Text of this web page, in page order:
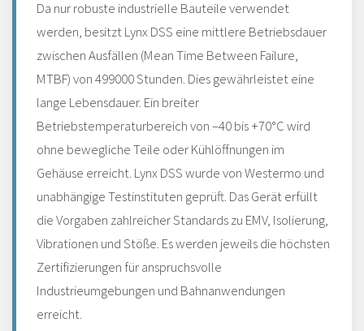
Da nur robuste industrielle Bauteile verwendet
werden, besitzt Lynx DSS eine mittlere Betriebsdauer
zwischen Ausfällen (Mean Time Between Failure,
MTBF) von 499000 Stunden. Dies gewährleistet eine
lange Lebensdauer. Ein breiter
Betriebstemperaturbereich von –40 bis +70°C wird
ohne bewegliche Teile oder Kühlöffnungen im
Gehäuse erreicht. Lynx DSS wurde von Westermo und
unabhängige Testinstituten geprüft. Das Gerät erfüllt
die Vorgaben zahlreicher Standards zu EMV, Isolierung,
Vibrationen und Stöße. Es werden jeweils die höchsten
Zertifizierungen für anspruchsvolle
Industrieumgebungen und Bahnanwendungen
erreicht.